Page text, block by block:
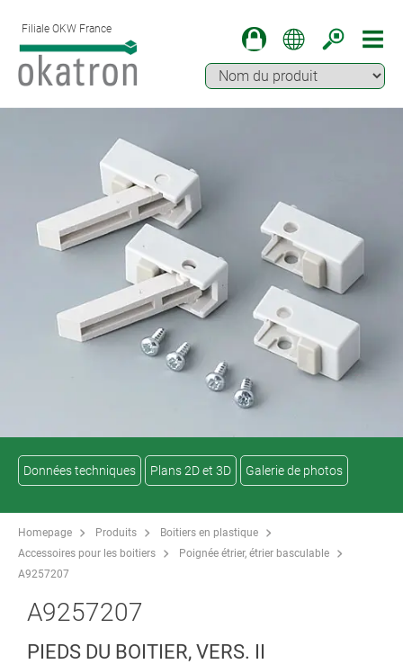
Filiale OKW France
Données techniques Plans 2D et 3D Galerie de photos
Homepage Produits
Boitiers en plastique
Accessoires pour les boitiers
Poignée étrier, étrier basculable
A9257207
A9257207
PIEDS DU BOITIER, VERS. II